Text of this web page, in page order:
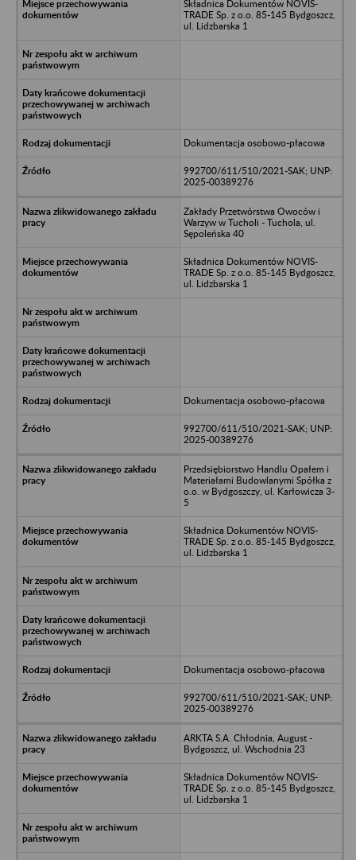
Składnica Dokumentów NOVIS-
TRADE Sp. z o.o. 85-145 Bydgoszcz,
ul. Lidzbarska 1
Dokumentacja osobowo-płacowa
992700/611/510/2021-SAK; UNP:
2025-00389276
Zakłady Przetwórstwa Owoców i
Warzyw w Tucholi - Tuchola, ul.
Sępoleńska 40
Składnica Dokumentów NOVIS-
TRADE Sp. z o.o. 85-145 Bydgoszcz,
ul. Lidzbarska 1
Dokumentacja osobowo-płacowa
992700/611/510/2021-SAK; UNP:
2025-00389276
Przedsiębiorstwo Handlu Opałem i
Materiałami Budowlanymi Spółka z
o.o. w Bydgoszczy, ul. Karłowicza 3-
5
Składnica Dokumentów NOVIS-
TRADE Sp. z o.o. 85-145 Bydgoszcz,
ul. Lidzbarska 1
Dokumentacja osobowo-płacowa
992700/611/510/2021-SAK; UNP:
2025-00389276
ARKTA S.A. Chłodnia, August -
Bydgoszcz, ul. Wschodnia 23
Składnica Dokumentów NOVIS-
TRADE Sp. z o.o. 85-145 Bydgoszcz,
ul. Lidzbarska 1